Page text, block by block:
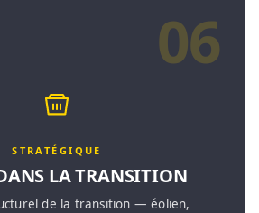
06
STRATÉGIQUE
LA TRANSITION
de la transition — éolien,